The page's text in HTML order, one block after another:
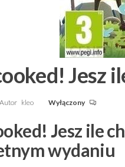
Jesz
Autor kleo Wyłączony
Jesz ile
wydaniu